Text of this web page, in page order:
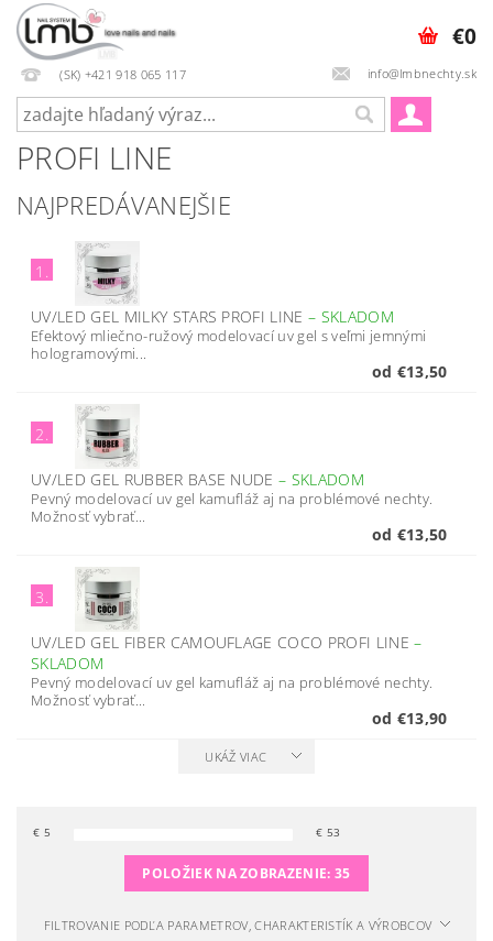
(SK) +421 918 065 117 info@lmbnechty.sk
€0
PROFI LINE
NAJPREDÁVANEJŠIE
1.
UV/LED GEL MILKY STARS PROFI LINE– SKLADOM
Efektový mliečno-ružový modelovací uv gel s veľmi jemnými
hologramovými...
od €13,50
2.
UV/LED GEL RUBBER BASE NUDE– SKLADOM
Pevný modelovací uv gel kamufláž aj na problémové nechty.
Možnosť vybrať...
od €13,50
3.
UV/LED GEL FIBER CAMOUFLAGE COCO PROFI LINE–
SKLADOM
Pevný modelovací uv gel kamufláž aj na problémové nechty.
Možnosť vybrať...
od €13,90
UKÁŽ VIAC
€ 5 €53
POLOŽIEK NA ZOBRAZENIE:35
FILTROVANIE PODĽA PARAMETROV, CHARAKTERISTÍK A VÝROBCOV